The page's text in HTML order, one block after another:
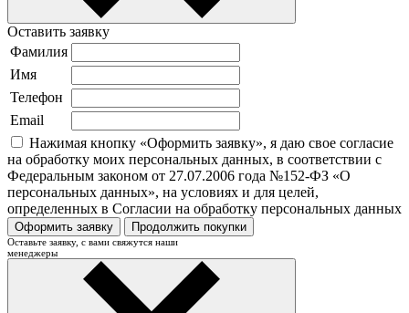
Оставить заявку
Фамилия
Имя
Телефон
Email
Нажимая кнопку «Оформить заявку», я даю свое согласие
на обработку моих персональных данных, в соответствии с
Федеральным законом от 27.07.2006 года №152-ФЗ «О
персональных данных», на условиях и для целей,
определенных в Согласии на обработку персональных данных
Оформить заявку Продолжить покупки
Оставьте заявку, с вами свяжутся наши
менеджеры